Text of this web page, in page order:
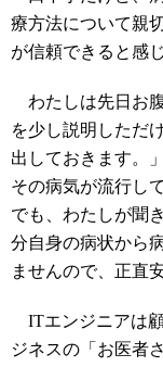
療方法について親
が信頼できると感
わたしは先日お
を少し説明しただ
出しておきます。
その病気が流行し
でも、わたしが聞
分自身の病状から
ませんので、正直
ITエンジニアは
ジネスの「お医者